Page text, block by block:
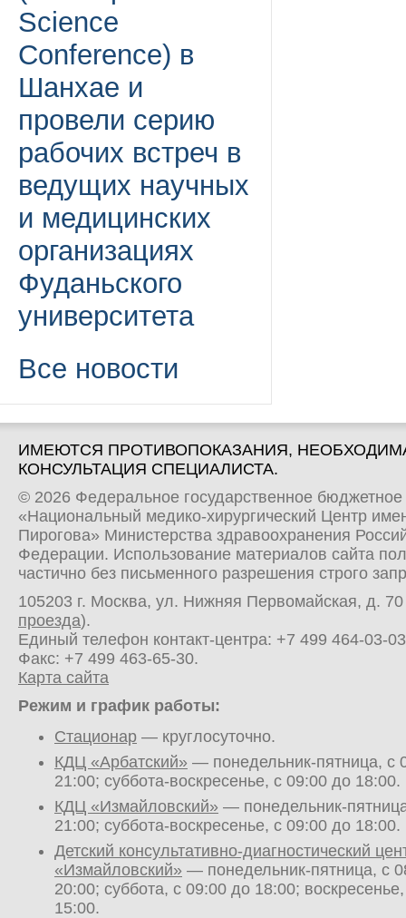
Science
Conference) в
Шанхае и
провели серию
рабочих встреч в
ведущих научных
и медицинских
организациях
Фуданьского
университета
Все новости
ИМЕЮТСЯ ПРОТИВОПОКАЗАНИЯ,
КОНСУЛЬТАЦИЯ СПЕЦИАЛИСТА.
© 2026 Федеральное государственное
«Национальный медико-хирургический Центр
Пирогова» Министерства здравоохранения
Федерации. Использование материалов сайта
частично без письменного разрешения строго
105203 г. Москва, ул. Нижняя Первомайская, д.
проезда).
Единый телефон контакт-центра: +7 499 464-03-03
Факс: +7 499 463-65-30.
Карта сайта
Режим и график работы:
Стационар — круглосуточно.
КДЦ «Арбатский» — понедельник-пятница, с
21:00; суббота-воскресенье, с 09:00 до 18:00.
КДЦ «Измайловский» — понедельник-
21:00; суббота-воскресенье, с 09:00 до 18:00.
Детский консультативно-диагностический
«Измайловский» — понедельник-пятница, с
20:00; суббота, с 09:00 до 18:00;
15:00.